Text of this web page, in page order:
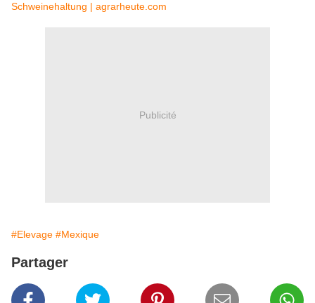
Schweinehaltung | agrarheute.com
Publicité
#Elevage #Mexique
Partager